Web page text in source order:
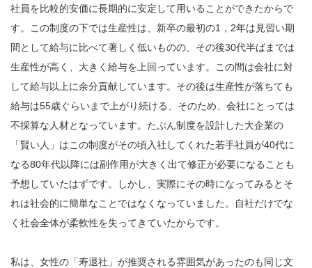
社員を比較的安価に長期的に安定して用いることができたからで
す。この制度の下では生産性は、新卒の最初の1，2年は見習い期
間として給与に比べて著しく低いものの、その後30代半ばまでは
生産性が高く、大きく給与を上回っています。この間は会社に対
して給与以上に余分貢献しています。その後は生産性が落ちても
給与は55歳ぐらいまで上がり続ける、そのため、会社にとっては
不採算な人材となっています。たぶん制度を設計した大企業の
「賢い人」はこの制度がその頃入社してくれた若手社員が40代に
なる80年代以降には副作用が大きく出て修正が必要になることも
予想していたはずです。しかし、実際にその時になってみるとそ
れは社会的に簡単なことではなくなっていました。自社だけでな
く社会全体が柔軟性を失ってきていたからです。
私は、女性の「寿退社」が推奨される雰囲気があったのも同じ文